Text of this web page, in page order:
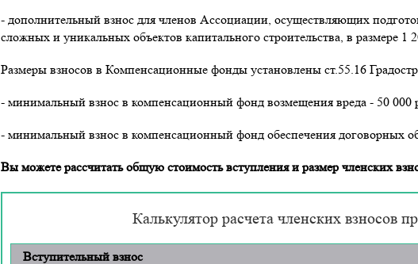
- дополнительный взнос для членов Ассоциации, осуществляющих
сложных и уникальных объектов капитального строительства, в размере 1
Размеры взносов в Компенсационные фонды установлены ст.55.16
- минимальный взнос в компенсационный фонд возмещения вреда - 50 000
- минимальный взнос в компенсационный фонд обеспечения договорных
Вы можете рассчитать общую стоимость вступления и размер членских
Калькулятор расчета членских взносов
Вступительный взнос